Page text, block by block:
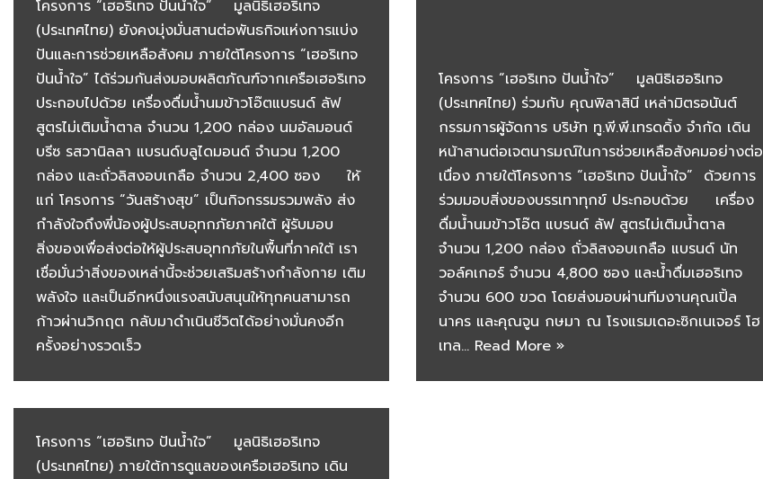
โครงการ “เฮอริเทจ ปันน้ำใจ” มูลนิธิเฮอริเทจ
(ประเทศไทย) ยังคงมุ่งมั่นสานต่อพันธกิจแห่งการแบ่ง
ปันและการช่วยเหลือสังคม ภายใต้โครงการ “เฮอริเทจ
ปันน้ำใจ” ได้ร่วมกันส่งมอบผลิตภัณฑ์จากเครือเฮอริเทจ
ประกอบไปด้วย เครื่องดื่มน้ำนมข้าวโอ๊ตแบรนด์ ลัฟ
สูตรไม่เติมน้ำตาล จำนวน 1,200 กล่อง นมอัลมอนด์
บรีซ รสวานิลลา แบรนด์บลูไดมอนด์ จำนวน 1,200
กล่อง และถั่วลิสงอบเกลือ จำนวน 2,400 ซอง ให้
แก่ โครงการ “วันสร้างสุข” เป็นกิจกรรมรวมพลัง ส่ง
กำลังใจถึงพี่น้องผู้ประสบอุทกภัยภาคใต้ ผู้รับมอบ
สิ่งของเพื่อส่งต่อให้ผู้ประสบอุทกภัยในพื้นที่ภาคใต้ เรา
เชื่อมั่นว่าสิ่งของเหล่านี้จะช่วยเสริมสร้างกำลังกาย เติม
พลังใจ และเป็นอีกหนึ่งแรงสนับสนุนให้ทุกคนสามารถ
ก้าวผ่านวิกฤต กลับมาดำเนินชีวิตได้อย่างมั่นคงอีก
ครั้งอย่างรวดเร็ว
โครงการ “เฮอริเทจ ปันน้ำใจ” มูลนิธิเฮอริเทจ
(ประเทศไทย) ร่วมกับ คุณพิลาสินี เหล่ามิตรอนันต์
กรรมการผู้จัดการ บริษัท ทู.พี.พี.เทรดดิ้ง จำกัด เดิน
หน้าสานต่อเจตนารมณ์ในการช่วยเหลือสังคมอย่างต่อ
เนื่อง ภายใต้โครงการ “เฮอริเทจ ปันน้ำใจ” ด้วยการ
ร่วมมอบสิ่งของบรรเทาทุกข์ ประกอบด้วย เครื่อง
ดื่มน้ำนมข้าวโอ๊ต แบรนด์ ลัฟ สูตรไม่เติมน้ำตาล
จำนวน 1,200 กล่อง ถั่วลิสงอบเกลือ แบรนด์ นัท
วอล์คเกอร์ จำนวน 4,800 ซอง และน้ำดื่มเฮอริเทจ
จำนวน 600 ขวด โดยส่งมอบผ่านทีมงานคุณเปิ้ล
นาคร และคุณจูน กษมา ณ โรงแรมเดอะซิกเนเจอร์ โฮ
เทล… Read More »
โครงการ “เฮอริเทจ ปันน้ำใจ” มูลนิธิเฮอริเทจ
(ประเทศไทย) ภายใต้การดูแลของเครือเฮอริเทจ เดิน